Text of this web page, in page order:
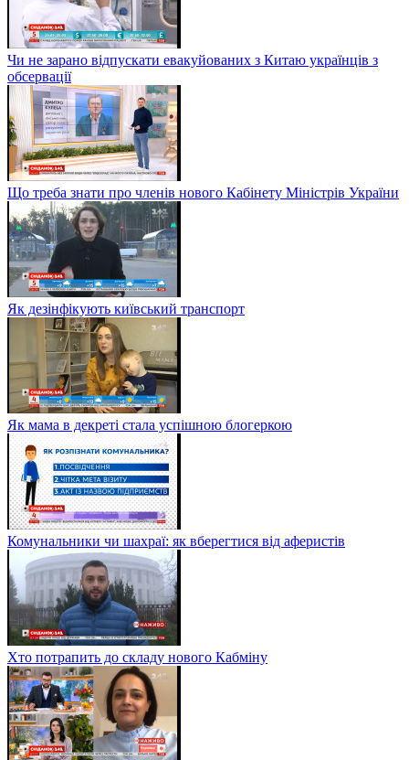
Чи не зарано відпускати евакуйованих з Китаю українців з
обсервації
Що треба знати про членів нового Кабінету Міністрів України
Як дезінфікують київський транспорт
Як мама в декреті стала успішною блогеркою
Комунальники чи шахраї: як вберегтися від аферистів
Хто потрапить до складу нового Кабміну